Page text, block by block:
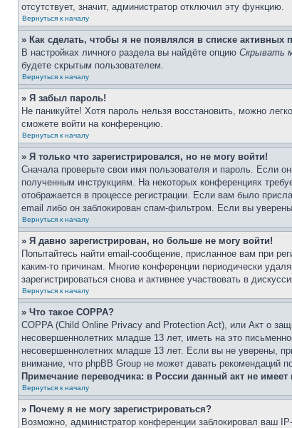
отсутствует, значит, администратор отключил эту функцию.
Вернуться к началу
» Как сделать, чтобы я не появлялся в списке активных
В настройках личного раздела вы найдёте опцию Скрывать
будете скрытым пользователем.
Вернуться к началу
» Я забыл пароль!
Не паникуйте! Хотя пароль нельзя восстановить, можно
сможете войти на конференцию.
Вернуться к началу
» Я только что зарегистрировался, но не могу войти!
Сначала проверьте свои имя пользователя и пароль. Если
полученным инструкциям. На некоторых конференциях
отображается в процессе регистрации. Если вам было
email либо он заблокирован спам-фильтром. Если вы
Вернуться к началу
» Я давно зарегистрирован, но больше не могу войти!
Попытайтесь найти email-сообщение, присланное вам при
каким-то причинам. Многие конференции периодически
зарегистрироваться снова и активнее участвовать в
Вернуться к началу
» Что такое COPPA?
COPPA (Child Online Privacy and Protection Act), или Акт о
несовершеннолетних младше 13 лет, иметь на это
несовершеннолетних младше 13 лет. Если вы не уверены,
внимание, что phpBB Group не может давать рекомендаций
Примечание переводчика: в России данный акт не
Вернуться к началу
» Почему я не могу зарегистрироваться?
Возможно, администратор конференции заблокировал ваш